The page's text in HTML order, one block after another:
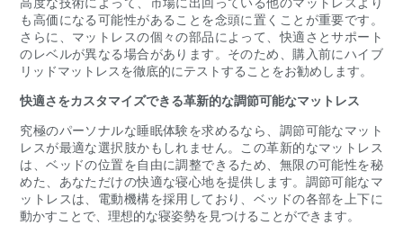
も高価になる可能性があることを念頭に置くことが重要です。
さらに、マットレスの個々の部品によって、快適さとサポート
のレベルが異なる場合があります。そのため、購入前にハイブ
リッドマットレスを徹底的にテストすることをお勧めします。
快適さをカスタマイズできる革新的な調節可能なマットレス
究極のパーソナルな睡眠体験を求めるなら、調節可能なマット
レスが最適な選択肢かもしれません。この革新的なマットレス
は、ベッドの位置を自由に調整できるため、無限の可能性を秘
めた、あなただけの快適な寝心地を提供します。調節可能なマ
ットレスは、電動機構を採用しており、ベッドの各部を上下に
動かすことで、理想的な寝姿勢を見つけることができます。